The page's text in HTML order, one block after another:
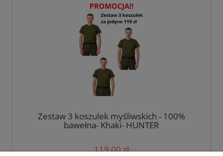
Zestaw 3 koszulek myśliwskich - 100%
bawełna- Khaki- HUNTER
119,00 zł